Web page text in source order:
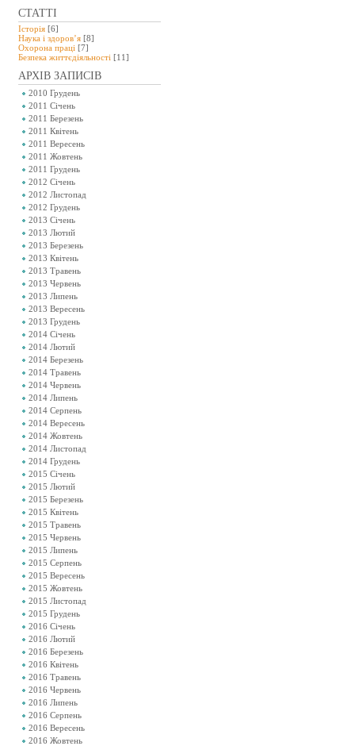
СТАТТІ
Історія [6]
Наука і здоров’я [8]
Охорона праці [7]
Безпeка життєдіяльності [11]
АРХІВ ЗАПИСІВ
2010 Грудень
2011 Січень
2011 Березень
2011 Квітень
2011 Вересень
2011 Жовтень
2011 Грудень
2012 Січень
2012 Листопад
2012 Грудень
2013 Січень
2013 Лютий
2013 Березень
2013 Квітень
2013 Травень
2013 Червень
2013 Липень
2013 Вересень
2013 Грудень
2014 Січень
2014 Лютий
2014 Березень
2014 Травень
2014 Червень
2014 Липень
2014 Серпень
2014 Вересень
2014 Жовтень
2014 Листопад
2014 Грудень
2015 Січень
2015 Лютий
2015 Березень
2015 Квітень
2015 Травень
2015 Червень
2015 Липень
2015 Серпень
2015 Вересень
2015 Жовтень
2015 Листопад
2015 Грудень
2016 Січень
2016 Лютий
2016 Березень
2016 Квітень
2016 Травень
2016 Червень
2016 Липень
2016 Серпень
2016 Вересень
2016 Жовтень